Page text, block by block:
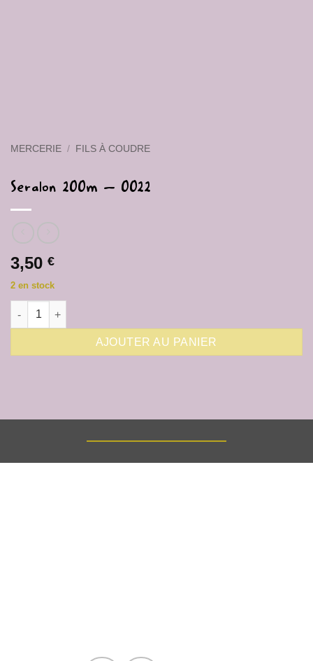
MERCERIE / FILS À COUDRE
Seralon 200m – 0022
3,50 €
2 en stock
quantité de Seralon 200m - 0022
AJOUTER AU PANIER